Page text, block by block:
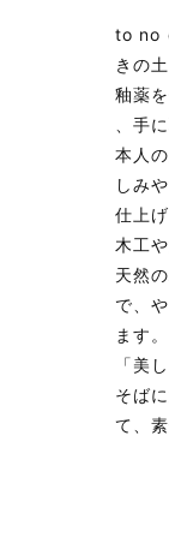
to no
きの
釉薬
、手
本人
しみ
仕上
木工
天然
で、
ます。
「美
そば
て、